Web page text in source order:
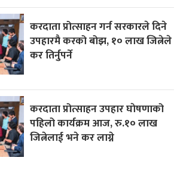
करदाता प्रोत्साहन गर्न सरकारले दिने
उपहारमै करको बोझ, १० लाख जित्नेले
कर तिर्नुपर्ने
करदाता प्रोत्साहन उपहार घाेषणाको
पहिलो कार्यक्रम आज, रु.१० लाख
जित्नेलाई भने कर लाग्ने